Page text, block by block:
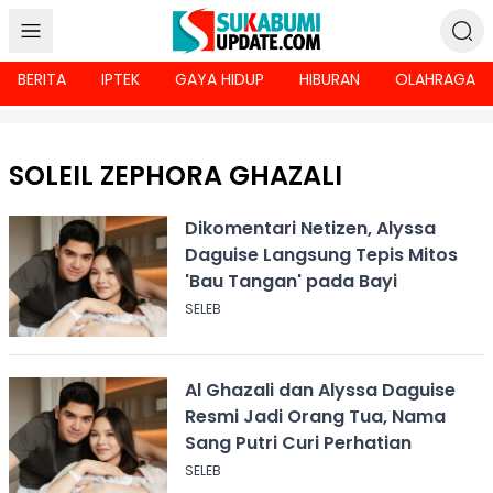
BERITA IPTEK GAYA HIDUP HIBURAN OLAHRAGA
SOLEIL ZEPHORA GHAZALI
Dikomentari Netizen, Alyssa
Daguise Langsung Tepis Mitos
'Bau Tangan' pada Bayi
SELEB
Al Ghazali dan Alyssa Daguise
Resmi Jadi Orang Tua, Nama
Sang Putri Curi Perhatian
SELEB